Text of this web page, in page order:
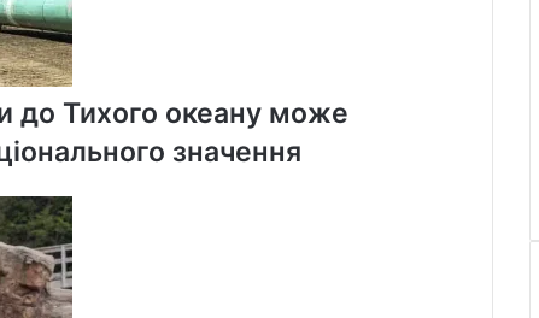
до Тихого океану може
значення